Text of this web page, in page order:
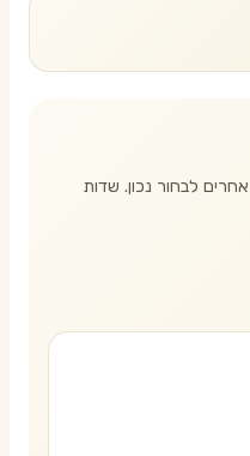
לבחור נכון. שדות